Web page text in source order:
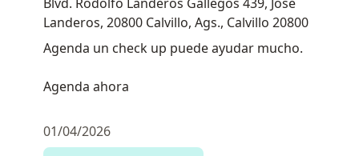
Landeros, 20800 Calvillo, Ags., Calvillo 20800
Agenda un check up puede ayudar mucho.
Agenda ahora
01/04/2026